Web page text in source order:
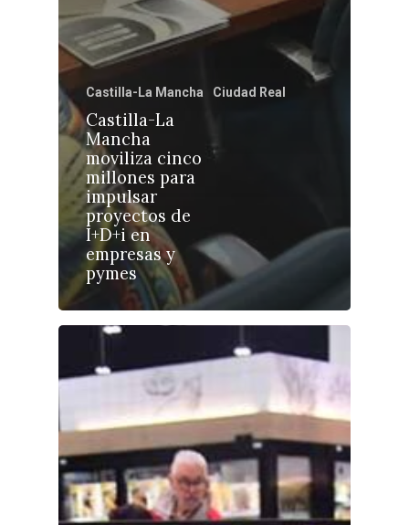
Castilla-La Mancha Ciudad Real
Castilla-La
Mancha
moviliza cinco
millones para
impulsar
proyectos de
I+D+i en
empresas y
pymes
Ciudad Real
Albacete
Cuenca
Talavera
Economía
Educación
Cultura
Deportes
Sucesos
Medio Ambiente
Planeta Rural
Especiales